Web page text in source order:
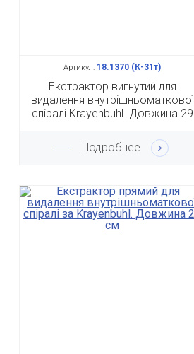
Артикул: 18.1370 (К-31т)
Екстрактор вигнутий для
видалення внутрішньоматкової
спіралі Krayenbuhl. Довжина 29
Подробнее